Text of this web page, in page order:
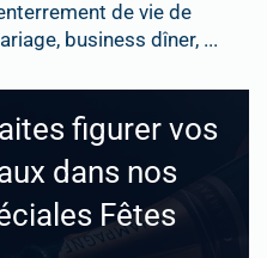
de vie de
business dîner, ...
figurer vos
dans nos
Fêtes